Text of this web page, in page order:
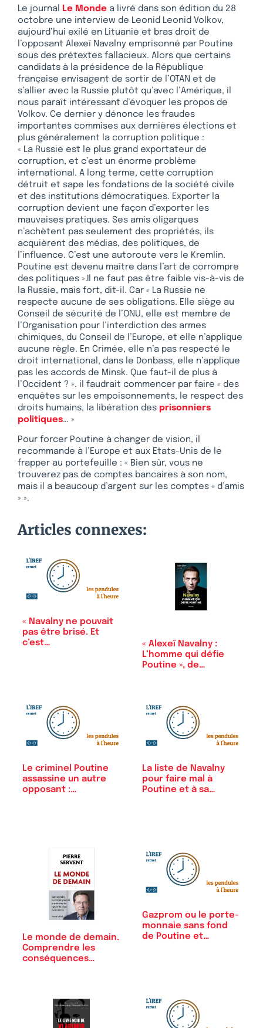
Le journal Le Monde a livré dans son édition du 28
octobre une interview de Leonid Leonid Volkov,
aujourd’hui exilé en Lituanie et bras droit de
l’opposant Alexeï Navalny emprisonné par Poutine
sous des prétextes fallacieux. Alors que certains
candidats à la présidence de la République
française envisagent de sortir de l’OTAN et de
s’allier avec la Russie plutôt qu’avec l’Amérique, il
nous paraît intéressant d’évoquer les propos de
Volkov. Ce dernier y dénonce les fraudes
importantes commises aux dernières élections et
plus généralement la corruption politique :
« La Russie est le plus grand exportateur de
corruption, et c’est un énorme problème
international. A long terme, cette corruption
détruit et sape les fondations de la société civile
et des institutions démocratiques. Exporter la
corruption devient une façon d’exporter les
mauvaises pratiques. Ses amis oligarques
n’achètent pas seulement des propriétés, ils
acquièrent des médias, des politiques, de
l’influence. C’est une autoroute vers le Kremlin.
Poutine est devenu maître dans l’art de corrompre
des politiques ».Il ne faut pas être faible vis-à-vis de
la Russie, mais fort, dit-il. Car « La Russie ne
respecte aucune de ses obligations. Elle siège au
Conseil de sécurité de l’ONU, elle est membre de
l’Organisation pour l’interdiction des armes
chimiques, du Conseil de l’Europe, et elle n’applique
aucune règle. En Crimée, elle n’a pas respecté le
droit international, dans le Donbass, elle n’applique
pas les accords de Minsk. Que faut-il de plus à
l’Occident ? ». il faudrait commencer par faire « des
enquêtes sur les empoisonnements, le respect des
droits humains, la libération des prisonniers
politiques… »
Pour forcer Poutine à changer de vision, il
recommande à l’Europe et aux Etats-Unis de le
frapper au portefeuille : « Bien sûr, vous ne
trouverez pas de comptes bancaires à son nom,
mais il a beaucoup d’argent sur les comptes « d’amis
» ».
Articles connexes:
« Navalny ne pouvait
pas être brisé. Et
c’est…
« Alexeï Navalny :
L’homme qui défie
Poutine », de…
Le criminel Poutine
assassine un autre
opposant :…
La liste de Navalny
pour faire mal à
Poutine et à sa…
Le monde de demain.
Comprendre les
conséquences…
Gazprom ou le porte-
monnaie sans fond
de Poutine et…